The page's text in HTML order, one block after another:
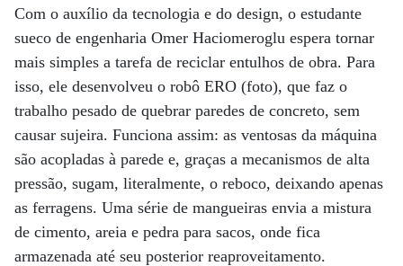
Com o auxílio da tecnologia e do design, o estudante
sueco de engenharia Omer Haciomeroglu espera tornar
mais simples a tarefa de reciclar entulhos de obra. Para
isso, ele desenvolveu o robô ERO (foto), que faz o
trabalho pesado de quebrar paredes de concreto, sem
causar sujeira. Funciona assim: as ventosas da máquina
são acopladas à parede e, graças a mecanismos de alta
pressão, sugam, literalmente, o reboco, deixando apenas
as ferragens. Uma série de mangueiras envia a mistura
de cimento, areia e pedra para sacos, onde fica
armazenada até seu posterior reaproveitamento.